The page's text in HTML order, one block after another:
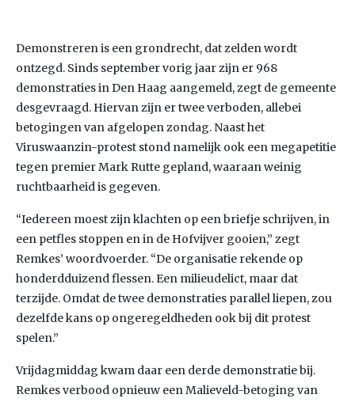
Demonstreren is een grondrecht, dat zelden wordt
ontzegd. Sinds september vorig jaar zijn er 968
demonstraties in Den Haag aangemeld, zegt de gemeente
desgevraagd. Hiervan zijn er twee verboden, allebei
betogingen van afgelopen zondag. Naast het
Viruswaanzin-protest stond namelijk ook een megapetitie
tegen premier Mark Rutte gepland, waaraan weinig
ruchtbaarheid is gegeven.
“Iedereen moest zijn klachten op een briefje schrijven, in
een petfles stoppen en in de Hofvijver gooien,” zegt
Remkes’ woordvoerder. “De organisatie rekende op
honderdduizend flessen. Een milieudelict, maar dat
terzijde. Omdat de twee demonstraties parallel liepen, zou
dezelfde kans op ongeregeldheden ook bij dit protest
spelen.”
Vrijdagmiddag kwam daar een derde demonstratie bij.
Remkes verbood opnieuw een Malieveld-betoging van